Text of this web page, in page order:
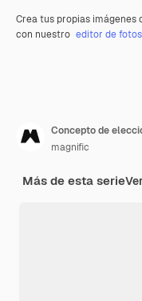
Crea tus propias imágenes
con nuestro editor de fotos
Concepto de
magnific
Más de esta serie